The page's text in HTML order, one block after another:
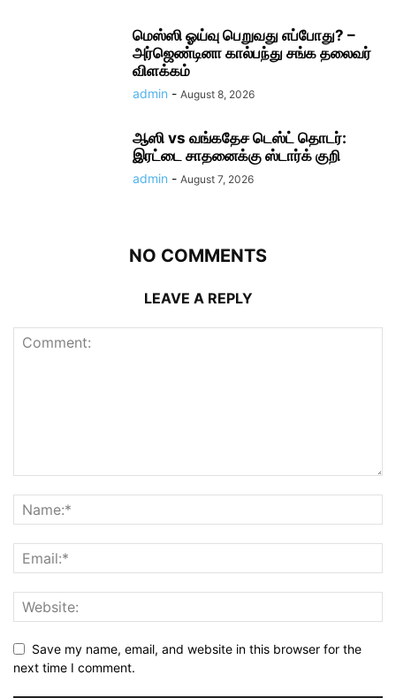
மெஸ்ஸி ஓய்வு பெறுவது எப்போது? –
அர்ஜெண்டினா கால்பந்து சங்க தலைவர்
விளக்கம்
admin - August 8, 2026
ஆஸி vs வங்கதேச டெஸ்ட் தொடர்:
இரட்டை சாதனைக்கு ஸ்டார்க் குறி
admin - August 7, 2026
NO COMMENTS
LEAVE A REPLY
Save my name, email, and website in this browser for the
next time I comment.